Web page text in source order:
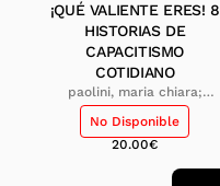
¡QUÉ VALIENTE ERES! 8
HISTORIAS DE
CAPACITISMO
COTIDIANO
paolini, maria chiara;
paolini, elena
No Disponible
20.00€